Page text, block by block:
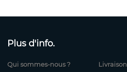
Plus d'info.
Qui sommes-nous ?
Livraison